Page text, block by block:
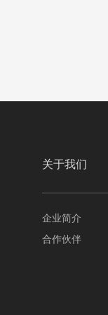
关于我们
企业简介
合作伙伴